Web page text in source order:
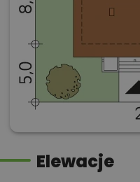
Elewacje